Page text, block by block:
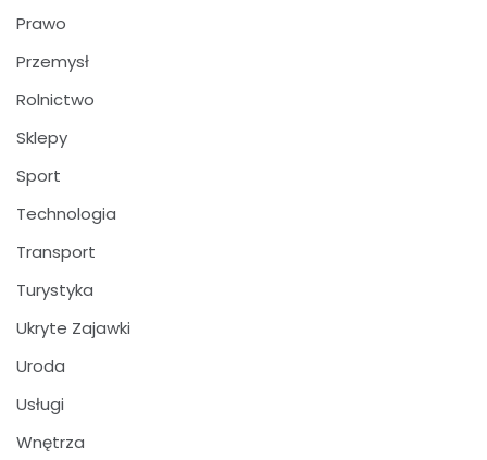
Prawo
Przemysł
Rolnictwo
Sklepy
Sport
Technologia
Transport
Turystyka
Ukryte Zajawki
Uroda
Usługi
Wnętrza